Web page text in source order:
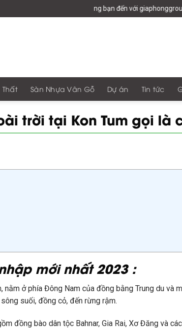
Chào mừng bạn đến với giaphonggroup -Vươn Tầm
Thất Sàn Nhựa Vân Gỗ Dự án Tin tức
trời tại Kon Tum gọi là
mới nhất 2023 :
ở phía Đông Nam của đồng bằng Trung du và
suối, đồng cỏ, đến rừng rậm.
đồng bào dân tộc Bahnar, Gia Rai, Xơ Đăng và